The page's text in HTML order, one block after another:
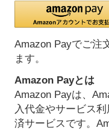
Amazon Payでご注
ます。
Amazon Payとは
Amazon Payは、
入代金やサービス
済サービスです。